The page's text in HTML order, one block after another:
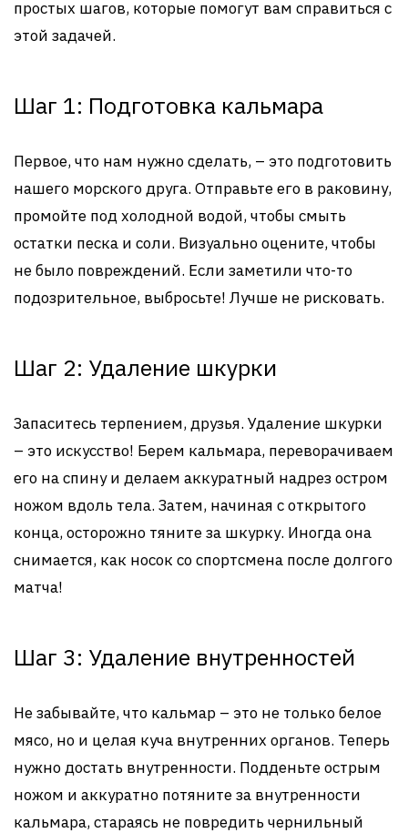
простых шагов, которые помогут вам справиться с
этой задачей.
Шаг 1: Подготовка кальмара
Первое, что нам нужно сделать, – это подготовить
нашего морского друга. Отправьте его в раковину,
промойте под холодной водой, чтобы смыть
остатки песка и соли. Визуально оцените, чтобы
не было повреждений. Если заметили что-то
подозрительное, выбросьте! Лучше не рисковать.
Шаг 2: Удаление шкурки
Запаситесь терпением, друзья. Удаление шкурки
– это искусство! Берем кальмара, переворачиваем
его на спину и делаем аккуратный надрез остром
ножом вдоль тела. Затем, начиная с открытого
конца, осторожно тяните за шкурку. Иногда она
снимается, как носок со спортсмена после долгого
матча!
Шаг 3: Удаление внутренностей
Не забывайте, что кальмар – это не только белое
мясо, но и целая куча внутренних органов. Теперь
нужно достать внутренности. Подденьте острым
ножом и аккуратно потяните за внутренности
кальмара, стараясь не повредить чернильный